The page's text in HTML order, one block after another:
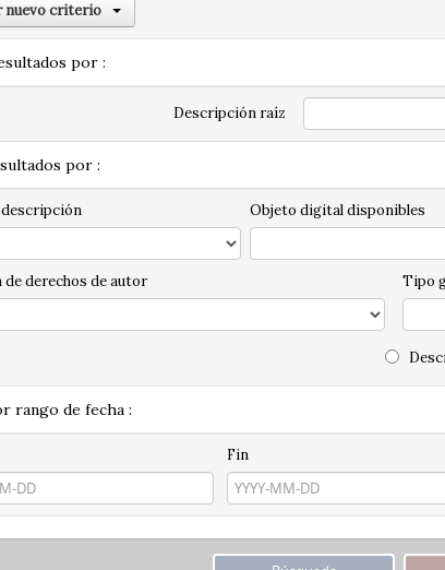
nuevo criterio
por :
Descripción raíz
por :
descripción Objeto digital disponibles
de derechos de autor Tipo
rango de fecha :
Fin